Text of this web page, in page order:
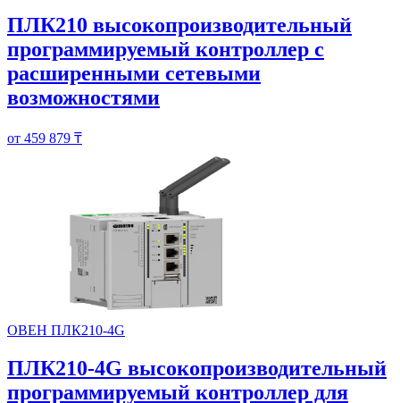
ПЛК210 высокопроизводительный
программируемый контроллер с
расширенными сетевыми
возможностями
от 459 879 ₸
ОВЕН ПЛК210-4G
ПЛК210-4G высокопроизводительный
программируемый контроллер для